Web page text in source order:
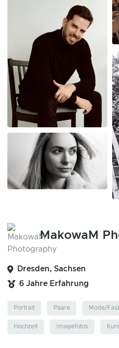
MakowaM
Dresden, Sachsen
6 Jahre Erfahrung
Portrait Paare Mode/
Hochzeit Imagefotos